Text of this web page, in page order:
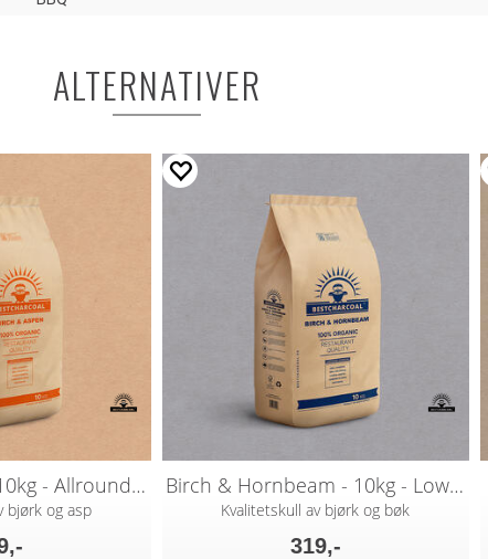
ALTERNATIVER
Birch & Aspen - 10kg - Allrounder
bjørk og asp
Birch & Hornbeam - 10kg - Low&Slow
Kvalitetskull av bjørk og bøk
319,-